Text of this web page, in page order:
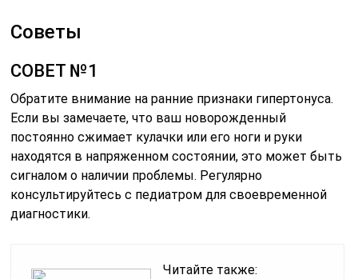
Советы
СОВЕТ №1
Обратите внимание на ранние признаки гипертонуса.
Если вы замечаете, что ваш новорожденный
постоянно сжимает кулачки или его ноги и руки
находятся в напряженном состоянии, это может быть
сигналом о наличии проблемы. Регулярно
консультируйтесь с педиатром для своевременной
диагностики.
Читайте также: